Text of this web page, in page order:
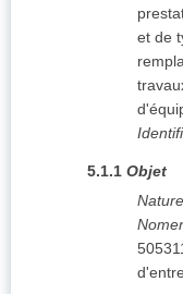
et de
5.1.1 Objet